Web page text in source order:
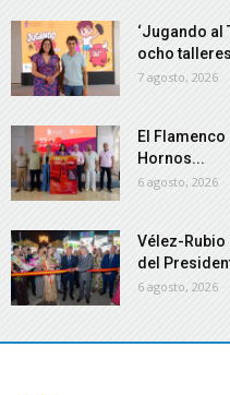
‘Jugando al
ocho
7 agosto, 2026
El
Hornos...
6 agosto, 2026
Vélez-Rubio
del
6 agosto, 2026